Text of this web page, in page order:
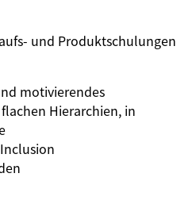
- und Produktschulungen
motivierendes
Hierarchien, in
Inclusion